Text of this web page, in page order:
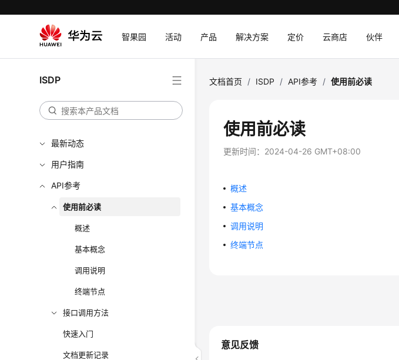
智果园 活动 产品 解决方案 定价 云商店 伙伴
ISDP
最新动态
用户指南
API参考
使用前必读
概述
基本概念
调用说明
终端节点
接口调用方法
快速入门
文档更新记录
文档首页 / ISDP / API参考 / 使用前必读
使用前必读
更新时间： 2024-04-26 GMT+08:00
概述
基本概念
调用说明
终端节点
意见反馈